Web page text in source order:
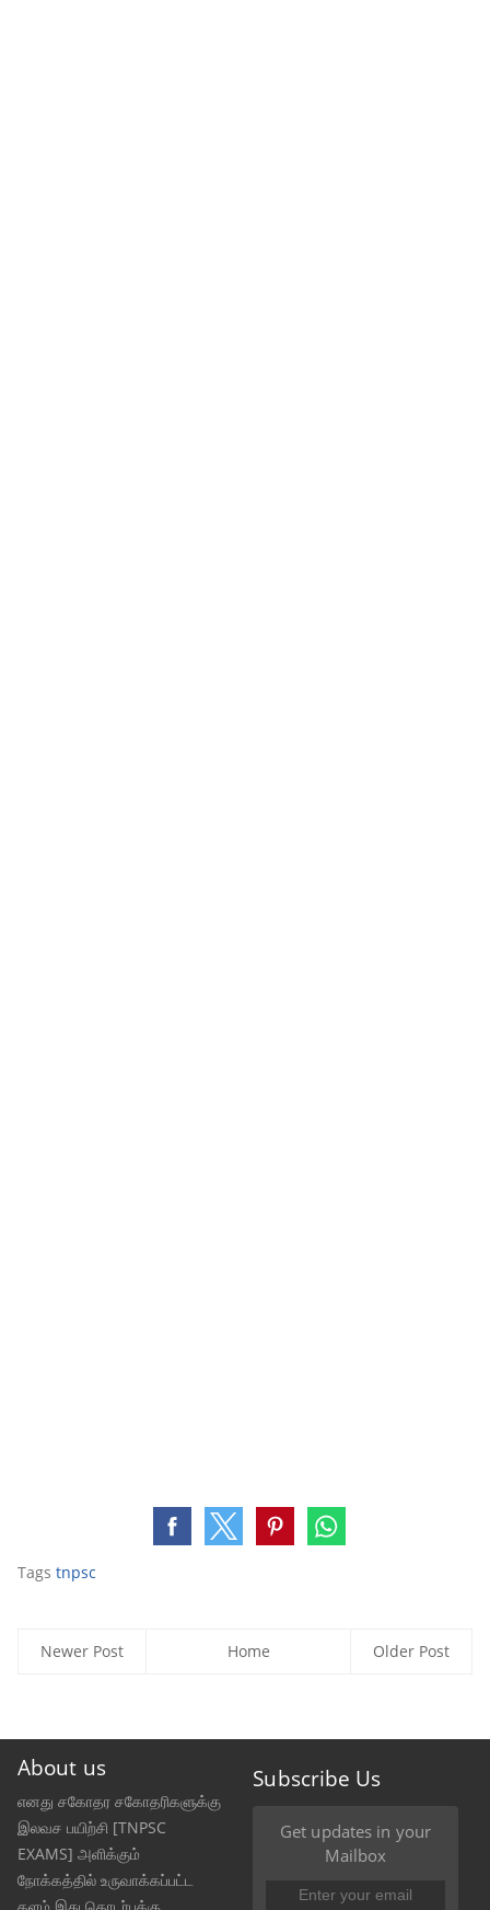
Tags tnpsc
Newer Post Older Post
Home
About us
எனது சகோதர சகோதரிகளுக்கு
இலவச பயிற்சி [TNPSC
EXAMS] அளிக்கும்
நோக்கத்தில் உருவாக்கப்பட்ட
Subscribe Us
Get updates in your
Mailbox